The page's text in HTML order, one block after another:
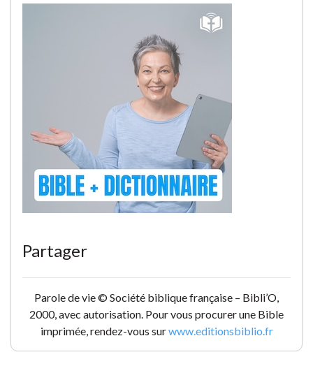
Partager
Parole de vie © Société biblique française – Bibli’O,
2000, avec autorisation. Pour vous procurer une Bible
imprimée, rendez-vous surwww.editionsbiblio.fr